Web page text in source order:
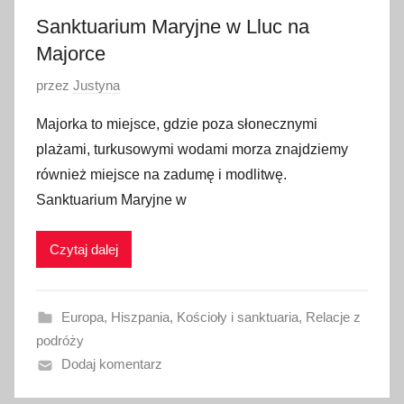
Sanktuarium Maryjne w Lluc na
Majorce
O
u
b
l
i
w
n
o
8
przez Justyna
Majorka to miejsce, gdzie poza słonecznymi
plażami, turkusowymi wodami morza znajdziemy
również miejsce na zadumę i modlitwę.
Sanktuarium Maryjne w
Czytaj dalej
Europa, Hiszpania, Kościoły i sanktuaria, Relacje z
podróży
Dodaj komentarz